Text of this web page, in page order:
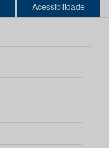
Acessibilidade